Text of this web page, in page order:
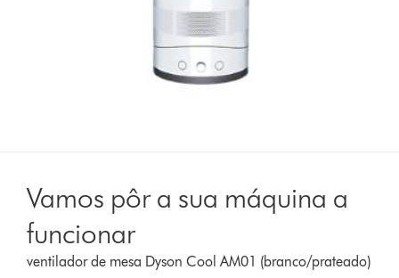
Vamos pôr a sua máquina a
funcionar
ventilador de mesa Dyson Cool AM01 (branco/prateado)